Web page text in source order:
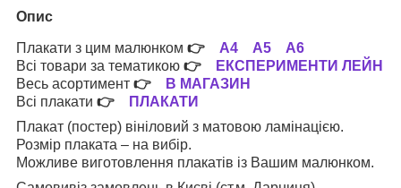
Опис
Плакати з цим малюнком 👉 А4 А5
А6
Всі товари за тематикою 👉
ЕКСПЕРИМЕНТИ ЛЕЙН
Весь асортимент 👉
В МАГАЗИН
Всі плакати 👉
ПЛАКАТИ
Плакат (постер) вініловий з матовою ламінацією.
Розмір плаката – на вибір.
Можливе виготовлення плакатів із Вашим малюнком.